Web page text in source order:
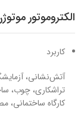
الکتروموتور موتوژن
کاربرد
آتش‌نشانی،
تراشکاری، چوب،
کارگاه ساختمانی،